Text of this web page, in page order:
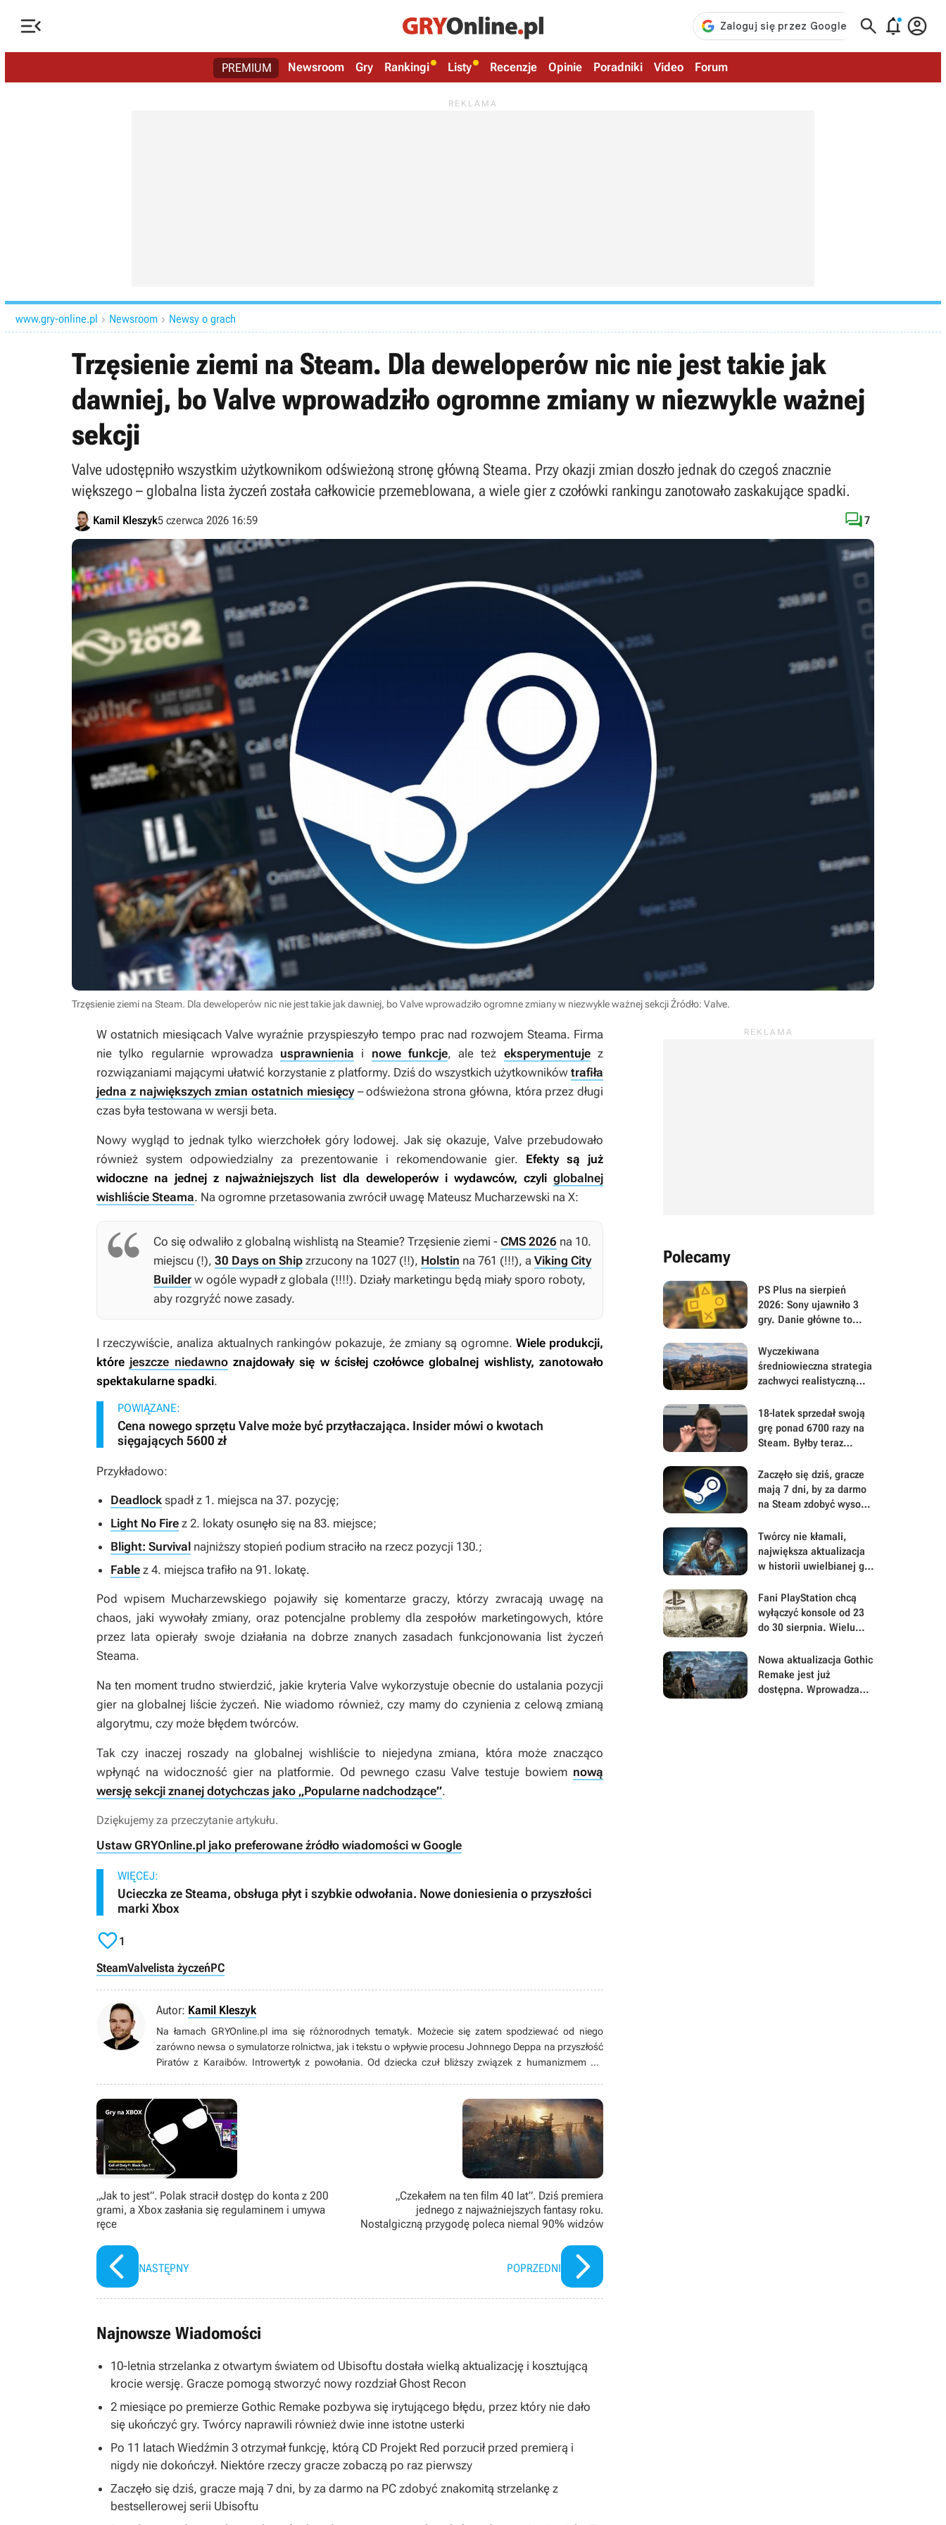
   
PREMIUM Newsroom Gry Rankingi Listy Recenzje Opinie Poradniki Video Forum
www.gry-online.pl  Newsroom  Newsy o grach
Trzęsienie ziemi na Steam. Dla deweloperów nic nie jest takie jak
dawniej, bo Valve wprowadziło ogromne zmiany w niezwykle ważnej
sekcji
Valve udostępniło wszystkim użytkownikom odświeżoną stronę główną Steama. Przy okazji zmian doszło jednak do czegoś znacznie
większego – globalna lista życzeń została całkowicie przemeblowana, a wiele gier z czołówki rankingu zanotowało zaskakujące spadki.
Kamil Kleszyk5 czerwca 2026 16:59 7
Trzęsienie ziemi na Steam. Dla deweloperów nic nie jest takie jak dawniej, bo Valve wprowadziło ogromne zmiany w niezwykle ważnej sekcjiŹródło: Valve.
W ostatnich miesiącach Valve wyraźnie przyspieszyło tempo prac nad rozwojem Steama. Firma
nie tylko regularnie wprowadza usprawnienia i nowe funkcje, ale też eksperymentujez
rozwiązaniami mającymi ułatwić korzystanie z platformy. Dziś do wszystkich użytkowników trafiła
jedna z największych zmian ostatnich miesięcy– odświeżona strona główna, która przez długi
czas była testowana w wersji beta.
Nowy wygląd to jednak tylko wierzchołek góry lodowej. Jak się okazuje, Valve przebudowało
również system odpowiedzialny za prezentowanie i rekomendowanie gier. Efekty są już
widoczne na jednej z najważniejszych list dla deweloperów i wydawców, czyli globalnej
wishliście Steama. Na ogromne przetasowania zwrócił uwagę Mateusz Mucharzewski na X:
Co się odwaliło z globalną wishlistą na Steamie? Trzęsienie ziemi - CMS 2026 na 10.
miejscu (!), 30 Days on Ship zrzucony na 1027 (!!), Holstin na 761 (!!!), a Viking City
Builder w ogóle wypadł z globala (!!!!). Działy marketingu będą miały sporo roboty,
aby rozgryźć nowe zasady.
I rzeczywiście, analiza aktualnych rankingów pokazuje, że zmiany są ogromne. Wiele produkcji,
które jeszcze niedawno znajdowały się w ścisłej czołówce globalnej wishlisty, zanotowało
spektakularne spadki.
POWIĄZANE:
Cena nowego sprzętu Valve może być przytłaczająca. Insider mówi o kwotach
sięgających 5600 zł
Przykładowo:
Deadlock spadł z 1. miejsca na 37. pozycję;
Light No Fire z 2. lokaty osunęło się na 83. miejsce;
Blight: Survival najniższy stopień podium straciło na rzecz pozycji 130.;
Fable z 4. miejsca trafiło na 91. lokatę.
Pod wpisem Mucharzewskiego pojawiły się komentarze graczy, którzy zwracają uwagę na
chaos, jaki wywołały zmiany, oraz potencjalne problemy dla zespołów marketingowych, które
przez lata opierały swoje działania na dobrze znanych zasadach funkcjonowania list życzeń
Steama.
Na ten moment trudno stwierdzić, jakie kryteria Valve wykorzystuje obecnie do ustalania pozycji
gier na globalnej liście życzeń. Nie wiadomo również, czy mamy do czynienia z celową zmianą
algorytmu, czy może błędem twórców.
Tak czy inaczej roszady na globalnej wishliście to niejedyna zmiana, która może znacząco
wpłynąć na widoczność gier na platformie. Od pewnego czasu Valve testuje bowiem nową
wersję sekcji znanej dotychczas jako „Popularne nadchodzące”.
Dziękujemy za przeczytanie artykułu.
Ustaw GRYOnline.pl jako preferowane źródło wiadomości w Google
WIĘCEJ:
Ucieczka ze Steama, obsługa płyt i szybkie odwołania. Nowe doniesienia o przyszłości
marki Xbox
1
SteamValvelista życzeńPC
Autor: Kamil Kleszyk
Na łamach GRYOnline.pl ima się różnorodnych tematyk. Możecie się zatem spodziewać od niego
zarówno newsa o symulatorze rolnictwa, jak i tekstu o wpływie procesu Johnnego Deppa na przyszłość
Piratów z Karaibów. Introwertyk z powołania. Od dziecka czuł bliższy związek z humanizmem niż
którym jest dzisiaj.
„Jak to jest”. Polak stracił dostęp do konta z 200
grami, a Xbox zasłania się regulaminem i umywa
ręce
NASTĘPNY
„Czekałem na ten film 40 lat”. Dziś premiera
jednego z najważniejszych fantasy roku.
Nostalgiczną przygodę poleca niemal 90% widzów
POPRZEDNI
Najnowsze Wiadomości
10-letnia strzelanka z otwartym światem od Ubisoftu dostała wielką aktualizację i kosztującą
krocie wersję. Gracze pomogą stworzyć nowy rozdział Ghost Recon
2 miesiące po premierze Gothic Remake pozbywa się irytującego błędu, przez który nie dało
się ukończyć gry. Twórcy naprawili również dwie inne istotne usterki
Po 11 latach Wiedźmin 3 otrzymał funkcję, którą CD Projekt Red porzucił przed premierą i
nigdy nie dokończył. Niektóre rzeczy gracze zobaczą po raz pierwszy
Zaczęło się dziś, gracze mają 7 dni, by za darmo na PC zdobyć znakomitą strzelankę z
bestsellerowej serii Ubisoftu
Polecamy
PS Plus na sierpień
2026: Sony ujawniło 3
gry. Danie główne to
hit z otwartym światem
Wyczekiwana
średniowieczna strategia
zachwyci realistyczną
ryzyko może zapewnić
dużą przewagę w The
Guild: Europa 1410
18-latek sprzedał swoją
grę ponad 6700 razy na
Steam. Byłby teraz
kupujących nie dokonało
zwrotu
Zaczęło się dziś, gracze
mają 7 dni, by za darmo
na Steam zdobyć wysoko
postapokaliptyczną
strzelankę
Twórcy nie kłamali,
największa aktualizacja
w historii uwielbianej gry
jest gigantyczna. Build
42 ulepsza Project
Zomboid w każdym calu
Fani PlayStation chcą
wyłączyć konsole od 23
do 30 sierpnia. Wielu
powodzenie akcji
Nowa aktualizacja Gothic
Remake jest już
dostępna. Wprowadza